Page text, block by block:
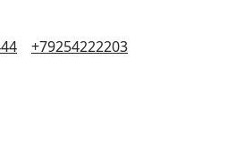
+79254222203